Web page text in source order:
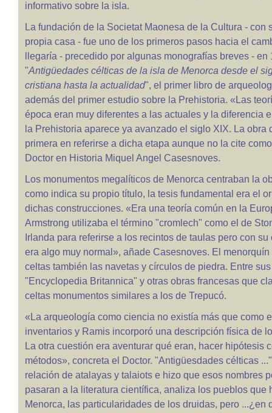
informativo sobre la isla.
La fundación de la Societat Maonesa de la Cultura - con
propia casa - fue uno de los primeros pasos hacia el
llegaría - precedido por algunas monografías breves - en
"Antigüedades célticas de la isla de Menorca desde el
cristiana hasta la actualidad", el primer libro de
además del primer estudio sobre la Prehistoria. «Las
época eran muy diferentes a las actuales y la diferencia
la Prehistoria aparece ya avanzado el siglo XIX. La obra
primera en referirse a dicha etapa aunque no la cite
Doctor en Historia Miquel Angel Casesnoves.
Los monumentos megalíticos de Menorca centraban la
como indica su propio título, la tesis fundamental era el
dichas construcciones. «Era una teoría común en la
Armstrong utilizaba el término "cromlech" como el de
Irlanda para referirse a los recintos de taulas pero con
era algo muy normal», añade Casesnoves. El
celtas también las navetas y círculos de piedra. Entre
"Encyclopedia Britannica" y otras obras francesas que
celtas monumentos similares a los de Trepucó.
«La arqueología como ciencia no existía más que como
inventarios y Ramis incorporó una descripción física de
La otra cuestión era aventurar qué eran, hacer hipótesis
métodos», concreta el Doctor. "Antigüesdades célticas
relación de atalayas y talaiots e hizo que esos nombres
pasaran a la literatura científica, analiza los pueblos que
Menorca, las particularidades de los druidas, pero ...¿en